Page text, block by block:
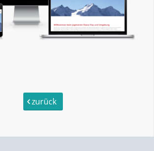
zurück